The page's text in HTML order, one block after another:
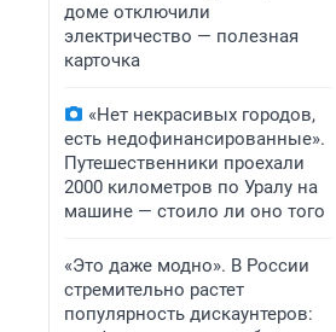
доме отключили
электричество — полезная
карточка
«Нет некрасивых городов,
есть недофинансированные».
Путешественники проехали
2000 километров по Уралу на
машине — стоило ли оно того
«Это даже модно». В России
стремительно растет
популярность дискаунтеров: